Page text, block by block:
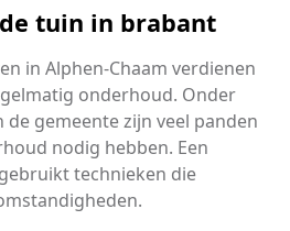
tuin in brabant
in Alphen-Chaam verdienen
onderhoud. Onder
de gemeente zijn veel panden
nodig hebben. Een
technieken die